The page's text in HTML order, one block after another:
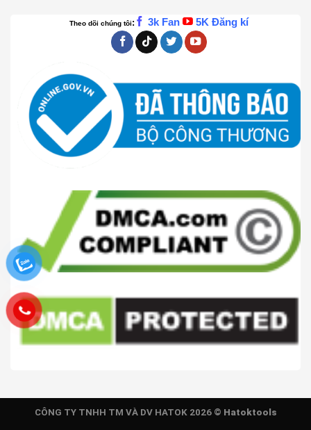
Theo dõi chúng tôi: 3k Fan 5K Đăng kí
CÔNG TY TNHH TM VÀ DV HATOK 2026 © Hatoktools